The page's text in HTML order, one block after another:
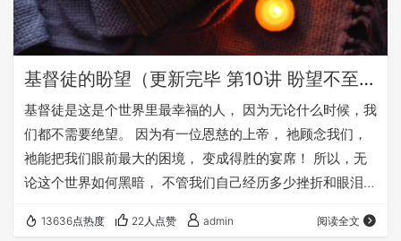
基督徒的盼望（更新完毕 第10讲 盼望不至于羞耻）
基督徒是这是个世界里最幸福的人， 因为无论什么时候，我
们都不需要绝望。 因为有一位恩慈的上帝， 祂顾念我们，
祂能把我们眼前最大的困境， 变成得胜的宴席！ 所以，无
论这个世界如何黑暗， 不管我们自己经历多少挫折和眼泪，
面的日子！ 请听： 《基督徒的盼望》
13636点热度 22人点赞 admin 阅读全文